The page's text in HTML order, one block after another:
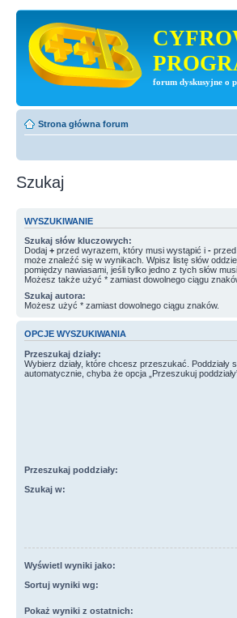
forum dyskusyjne o
Strona główna forum
Szukaj
WYSZUKIWANIE
Szukaj słów kluczowych:
Dodaj + przed wyrazem, który musi wystąpić i -
może znaleźć się w wynikach. Wpisz listę słów
pomiędzy nawiasami, jeśli tylko jedno z tych słów
Możesz także użyć * zamiast dowolnego ciągu
Szukaj autora:
Możesz użyć * zamiast dowolnego ciągu znaków.
OPCJE WYSZUKIWANIA
Przeszukaj działy:
Wybierz działy, które chcesz przeszukać. Poddziały
automatycznie, chyba że opcja „Przeszukuj
Przeszukaj poddziały:
Szukaj w:
Wyświetl wyniki jako:
Sortuj wyniki wg:
Pokaż wyniki z ostatnich: